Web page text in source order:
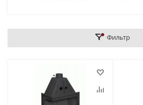
Фильтр